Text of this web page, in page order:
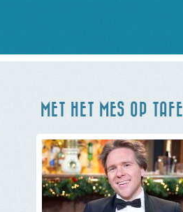
MET HET MES OP TAFEL